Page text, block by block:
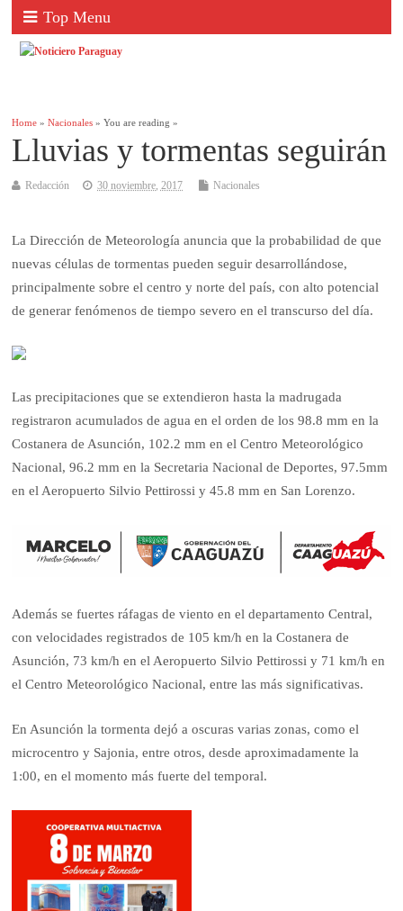
Top Menu
Home »Nacionales » You are reading »
Lluvias y tormentas seguirán
Redacción 30 noviembre, 2017 Nacionales
La Dirección de Meteorología anuncia que la probabilidad de que
nuevas células de tormentas pueden seguir desarrollándose,
principalmente sobre el centro y norte del país, con alto potencial
de generar fenómenos de tiempo severo en el transcurso del día.
Las precipitaciones que se extendieron hasta la madrugada
registraron acumulados de agua en el orden de los 98.8 mm en la
Costanera de Asunción, 102.2 mm en el Centro Meteorológico
Nacional, 96.2 mm en la Secretaria Nacional de Deportes, 97.5mm
en el Aeropuerto Silvio Pettirossi y 45.8 mm en San Lorenzo.
Además se fuertes ráfagas de viento en el departamento Central,
con velocidades registrados de 105 km/h en la Costanera de
Asunción, 73 km/h en el Aeropuerto Silvio Pettirossi y 71 km/h en
el Centro Meteorológico Nacional, entre las más significativas.
En Asunción la tormenta dejó a oscuras varias zonas, como el
microcentro y Sajonia, entre otros, desde aproximadamente la
1:00, en el momento más fuerte del temporal.